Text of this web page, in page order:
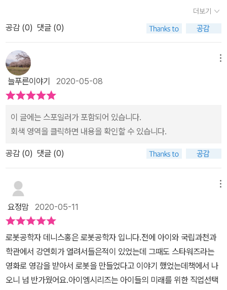
적어주는 날이 곧 오겠죠? ^^;;하나씩 채워나갈 때마다 점점 발전하
는 모습도 스며들어 있을 생각을 해보니 상상만으로도 흐뭇해집니
뷰를 본 적이 있는데 그 때 이런 말이 나오더군요.'정말 딱!!인 문구네
~' 라고 생각했던 이유가 있었어요.​몇 해 전, 데니스 홍 박사님이 출연
한 프로그램을 콩군과 함께 보게 되었었죠. 데니스 홍 박사님은 로봇
을 만들면서 모든 프로그램을 오픈하고 그것을 이용해 로봇을 만들어
상상만해도 행복하다고 말씀하시더군요.처음에는 '힘들게 만들어서
왜 무료로 나눠주는거지?' 라고 의아해했던 콩군은 데니스 홍 교수님
은 정말 멋진 분이라면서 감동했답니다.냉철할 것만 같이 생각될 로
은 그래서 더욱 빛나는 것 같다면서요.데니스 홍 박사님의 이런 멋진
마음이 로봇 공학에 투영된다면 더욱 많은 친구들이 데니스 홍 박사
님처럼 진정한 멋진 내음이 폴폴~나는 로봇 공학자를 꿈꾸게 될
것 같아요.그렇기 때문에 [ I AM(아이엠) 데니스 홍 ] 책이 콩군에게
그랬던 것처럼 다른 많은 친구들에게도 더욱 큰 설레임을 안겨 줄 것
같아서 함께 나누고픈 이야기랍니다.더불어 외과의사, 아티스트, 영
화감독에 이어 로봇공학자까지 [ I AM(아이엠) 시리즈 ] 로 인물을
통해 직업을 알아보며 친구들도 스스로가 즐겁게 할 수 있는 직업을
까지 물고 늘어지는 그는 결국 자신의 꿈을 이루는 이야기의 책이었
습니다. 과학에 많은 관심을 갖고 있는 우리 집 아이도 자신의 꿈을 이
루기 위해서는 공부가 밑바탕이 되어야 함을 이번 책을 통해 알 수 있
었다고 하네요.
보였는데요.장난꾸러기 데니스 홍의 어린시절과 로봇 공학자로서 성
공하기까지의 과정을 함께 알아볼까요.불가능에 도전하는게 특기인
데니스 홍은 사람들에게 도움이 되는 로봇을 만들기 위한 끊임없는
노력과 열정을 보여주는데 더불어 아이들에게 할 수 있다는 자신감을
심어줍니다.그리고 장난꾸러기 데니스 홍의 호기심을 야단치기보다
는 로봇공학자라는 꿈을 이루기 위해 어떤 공부를 해야하는지 이끌어
준 부모님을 보면서 저 또한 학부모로써 아이의 미래를 위해 무엇이
필요한지 배우는 기회가 되었습니다. 데니스 홍은 로봇을 만들
겠다는 꿈을 꾸면서 과학공부에 대한 필요성을 느껴 열심히 노력하게
할 수 있다는 것을 깨닫게 됩니다.그 정신이 미국 버지니아 공대 기계
휘하게 되는데요.특히 로봇하면 창의력을 떠올리게 되는데요.그렇다
면 데니스 홍의 창의력은 어디에서 나온걸까요?데니스 홍은 창의적
인 생각을 얻기 위해 두 가지를 했대요.첫째, 상관없는 아이디어들을
메모를 해 뒀다가 아이디어가 필요할 때 펼쳐보면서 도움을 받았대
요.둘째, 창의력하면 무에서 유를 창조한다고 알고 있는데 평범하지
만 전혀 다른 분야의 다른 것들을 연결해 새로운 걸 만들어 내는 융합
이에요.예를들면 박물관에 갔다가 선사시대 사슴의 무릎 관절을 봤던
더보기
공감 (0) 댓글 (0)
늘푸른이야기 2020-05-08
이 글에는 스포일러가 포함되어 있습니다.
회색 영역을 클릭하면 내용을 확인할 수 있습니다.
공감 (0) 댓글 (0)
요정맘 2020-05-11
로봇공학자 데니스홍은 로봇공학자 입니다.전에 아이와 국립과천과
학관에서 강연회가 열려서들은적이 있었는데 그때도 스타워즈라는
영화로 영감을 받아서 로봇을 만들었다고 이야기 했었는데책에서 나
오니 넘 반가웠어요.​아이엠시리즈는 아이들의 미래를 위한 직업선택